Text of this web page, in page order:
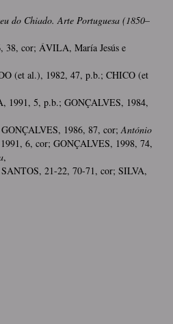
do Chiado. Arte Portuguesa (1850–
cor; ÁVILA, María Jesús e
(et al.), 1982, 47, p.b.; CHICO (et
1991, 5, p.b.; GONÇALVES, 1984,
1986, 87, cor;António
6, cor; GONÇALVES, 1998, 74,
,
21-22, 70-71, cor; SILVA,